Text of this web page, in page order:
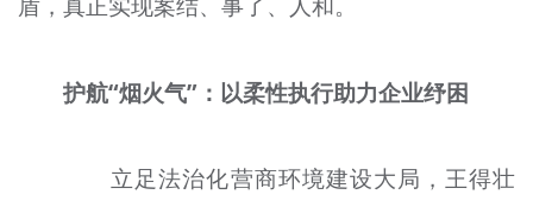
护航“烟火气”：以柔性执行助力企业纾困
立足法治化营商环境建设大局，王得壮